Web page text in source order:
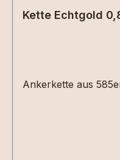
Kette Echtgold
Ankerkette aus